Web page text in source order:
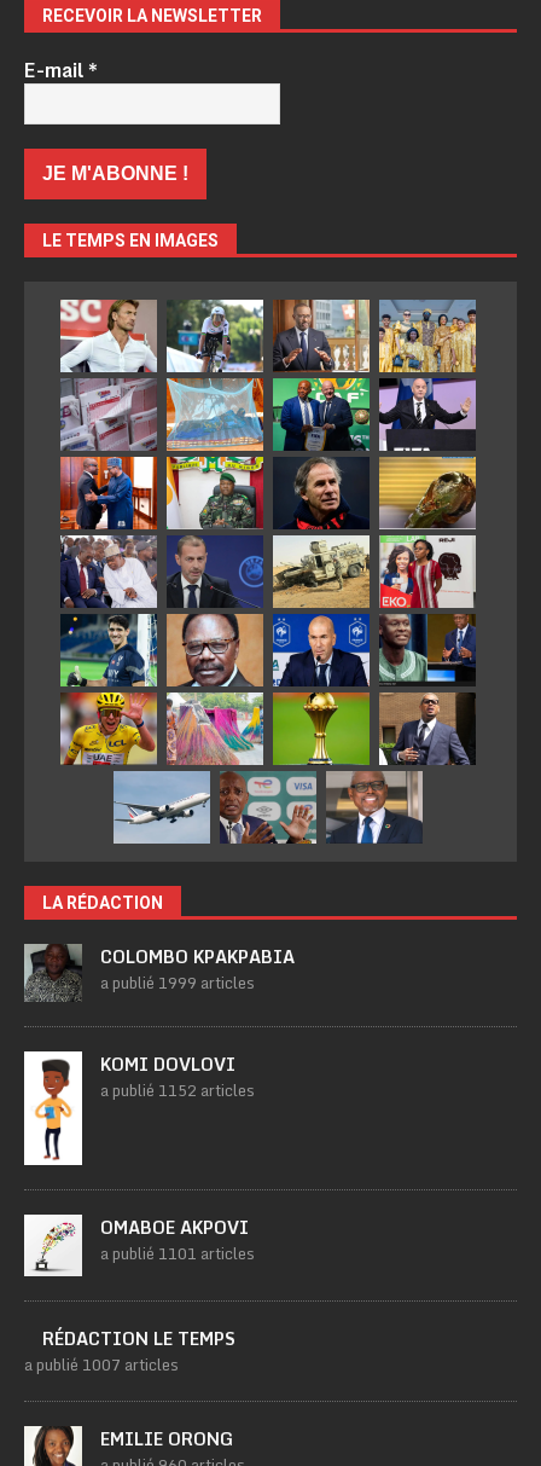
RECEVOIR LA NEWSLETTER
E-mail*
LE TEMPS EN IMAGES
LA RÉDACTION
COLOMBO KPAKPABIA
a publié 1999 articles
KOMI DOVLOVI
a publié 1152 articles
OMABOE AKPOVI
a publié 1101 articles
RÉDACTION LE TEMPS
a publié 1007 articles
EMILIE ORONG